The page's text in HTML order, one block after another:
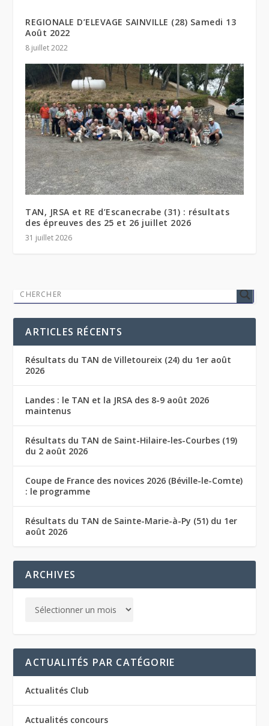
REGIONALE D’ELEVAGE SAINVILLE (28) Samedi 13
Août 2022
8 juillet 2022
TAN, JRSA et RE d’Escanecrabe (31) : résultats
des épreuves des 25 et 26 juillet 2026
31 juillet 2026
ARTICLES RÉCENTS
Résultats du TAN de Villetoureix (24) du 1er août
2026
Landes : le TAN et la JRSA des 8-9 août 2026
maintenus
Résultats du TAN de Saint-Hilaire-les-Courbes (19)
du 2 août 2026
Coupe de France des novices 2026 (Béville-le-Comte)
: le programme
Résultats du TAN de Sainte-Marie-à-Py (51) du 1er
août 2026
ARCHIVES
ACTUALITÉS PAR CATÉGORIE
Actualités Club
Actualités concours